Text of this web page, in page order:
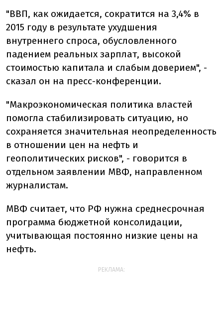
"ВВП, как ожидается, сократится на 3,4% в
2015 году в результате ухудшения
внутреннего спроса, обусловленного
падением реальных зарплат, высокой
стоимостью капитала и слабым доверием", -
сказал он на пресс-конференции.
"Макроэкономическая политика властей
помогла стабилизировать ситуацию, но
сохраняется значительная неопределенность
в отношении цен на нефть и
геополитических рисков", - говорится в
отдельном заявлении МВФ, направленном
журналистам.
МВФ считает, что РФ нужна среднесрочная
программа бюджетной консолидации,
учитывающая постоянно низкие цены на
нефть.
РЕКЛАМА: